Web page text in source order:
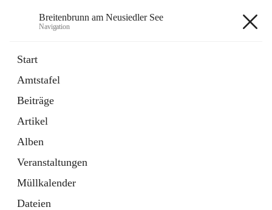
Breitenbrunn am Neusiedler See
Navigation
Start
Amtstafel
Beiträge
Artikel
Alben
Veranstaltungen
Müllkalender
Dateien
18 Schnellzugriffe
Gemeindeservice